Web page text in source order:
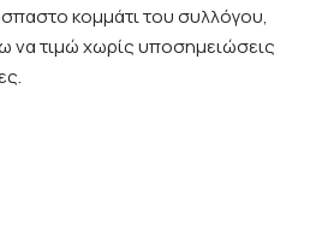
κομμάτι του συλλόγου,
να τιμώ χωρίς υποσημειώσεις